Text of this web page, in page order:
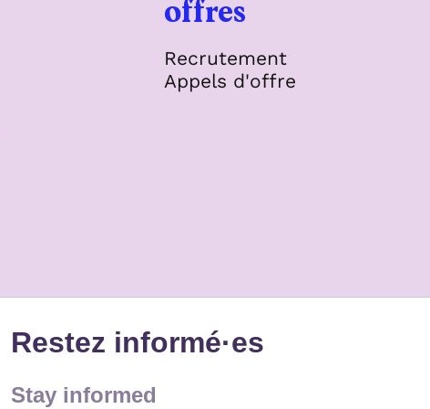
part en
services seront
à partir du 3
son courage face à
de les avoir
publiquement. Au-
préjugés, mises à
l’écart, intimidations,
offres
Recrutement
Appels d'offre